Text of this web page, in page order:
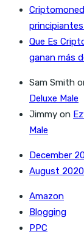
Que Es
ganan más
Sam Smith
Deluxe Male
Jimmy on
Male
December
August 2020
Amazon
Blogging
PPC